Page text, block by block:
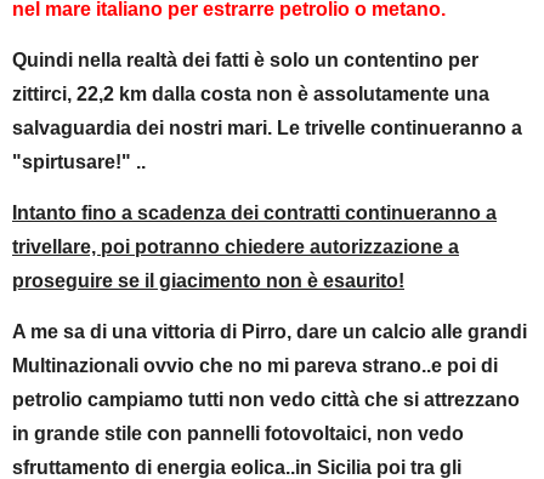
nel mare italiano per estrarre petrolio o metano.
Quindi nella realtà dei fatti è solo un contentino per
zittirci, 22,2 km dalla costa non è assolutamente una
salvaguardia dei nostri mari. Le trivelle continueranno a
"spirtusare!" ..
Intanto fino a scadenza dei contratti continueranno a
trivellare, poi potranno chiedere autorizzazione a
proseguire se il giacimento non è esaurito!
A me sa di una vittoria di Pirro, dare un calcio alle grandi
Multinazionali ovvio che no mi pareva strano..e poi di
petrolio campiamo tutti non vedo città che si attrezzano
in grande stile con pannelli fotovoltaici, non vedo
sfruttamento di energia eolica..in Sicilia poi tra gli